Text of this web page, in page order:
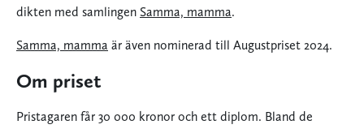
dikten med samlingen Samma, mamma.
Samma, mamma är även nominerad till Augustpriset 2024.
Om priset
Pristagaren får 30 000 kronor och ett diplom. Bland de